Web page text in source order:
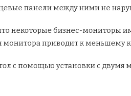
панели между ними не
некоторые бизнес-мониторы
приводит к меньшему
с помощью установки с